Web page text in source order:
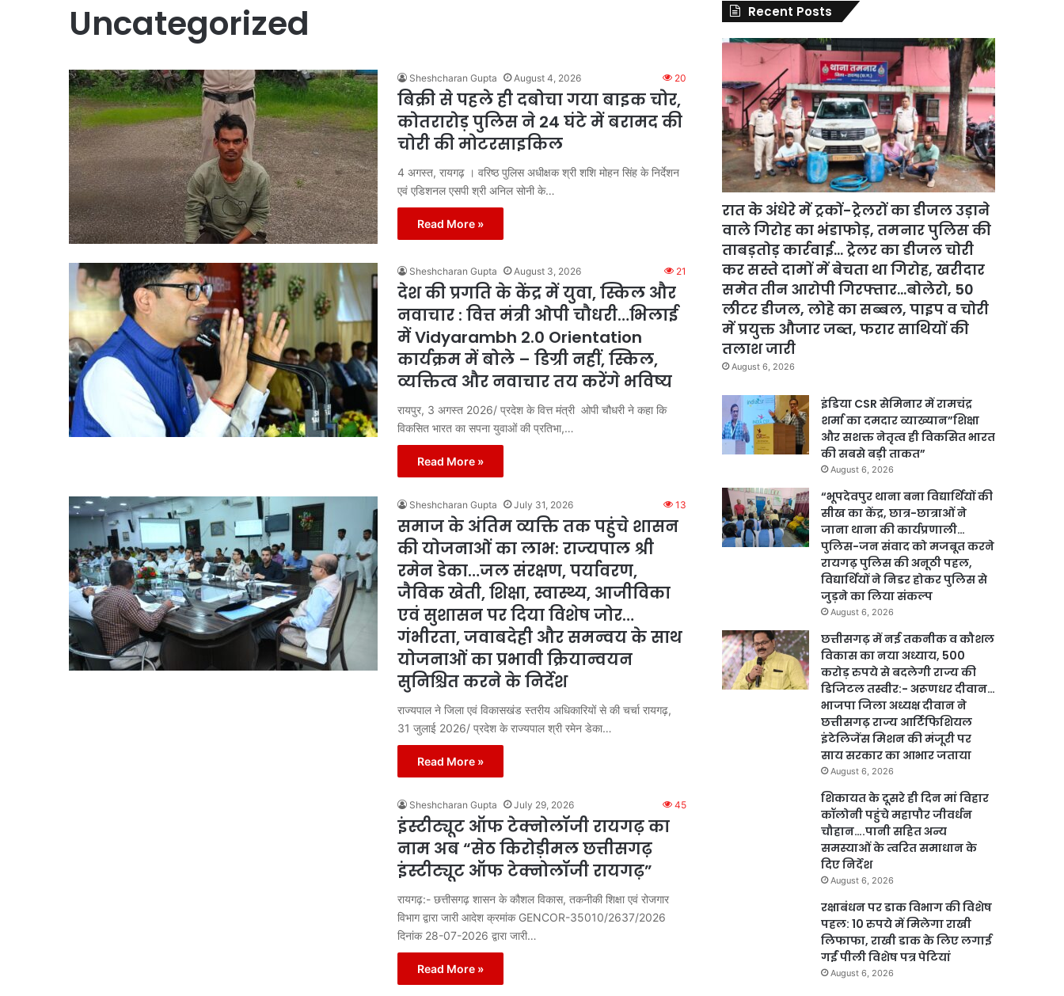
Uncategorized
Sheshcharan Gupta August 4, 2026 20
बिक्री से पहले ही दबोचा गया बाइक चोर,
कोतरारोड़ पुलिस ने 24 घंटे में बरामद की
चोरी की मोटरसाइकिल
4 अगस्त, रायगढ़ । वरिष्ठ पुलिस अधीक्षक श्री शशि मोहन सिंह के निर्देशन
एवं एडिशनल एसपी श्री अनिल सोनी के…
Read More »
Sheshcharan Gupta August 3, 2026 21
देश की प्रगति के केंद्र में युवा, स्किल और
नवाचार : वित्त मंत्री ओपी चौधरी…भिलाई
में Vidyarambh 2.0 Orientation
कार्यक्रम में बोले – डिग्री नहीं, स्किल,
व्यक्तित्व और नवाचार तय करेंगे भविष्य
रायपुर, 3 अगस्त 2026/ प्रदेश के वित्त मंत्री ओपी चौधरी ने कहा कि
विकसित भारत का सपना युवाओं की प्रतिभा,…
Read More »
Sheshcharan Gupta July 31, 2026 13
समाज के अंतिम व्यक्ति तक पहुंचे शासन
की योजनाओं का लाभ: राज्यपाल श्री
रमेन डेका…जल संरक्षण, पर्यावरण,
जैविक खेती, शिक्षा, स्वास्थ्य, आजीविका
एवं सुशासन पर दिया विशेष जोर…
गंभीरता, जवाबदेही और समन्वय के साथ
योजनाओं का प्रभावी क्रियान्वयन
सुनिश्चित करने के निर्देश
राज्यपाल ने जिला एवं विकासखंड स्तरीय अधिकारियों से की चर्चा रायगढ़,
31 जुलाई 2026/ प्रदेश के राज्यपाल श्री रमेन डेका…
Read More »
Sheshcharan Gupta July 29, 2026 45
इंस्टीट्यूट ऑफ टेक्नोलॉजी रायगढ़ का
नाम अब “सेठ किरोड़ीमल छत्तीसगढ़
इंस्टीट्यूट ऑफ टेक्नोलॉजी रायगढ़”
रायगढ़:- छत्तीसगढ़ शासन के कौशल विकास, तकनीकी शिक्षा एवं रोजगार
विभाग द्वारा जारी आदेश क्रमांक GENCOR-35010/2637/2026
दिनांक 28-07-2026 द्वारा जारी…
Read More »
Recent Posts
रात के अंधेरे में ट्रकों-ट्रेलरों का डीजल उड़ाने
वाले गिरोह का भंडाफोड़, तमनार पुलिस की
ताबड़तोड़ कार्रवाई… ट्रेलर का डीजल चोरी
कर सस्ते दामों में बेचता था गिरोह, खरीदार
समेत तीन आरोपी गिरफ्तार…बोलेरो, 50
लीटर डीजल, लोहे का सब्बल, पाइप व चोरी
में प्रयुक्त औजार जब्त, फरार साथियों की
तलाश जारी
August 6, 2026
इंडिया CSR सेमिनार में रामचंद्र
शर्मा का दमदार व्याख्यान”शिक्षा
और सशक्त नेतृत्व ही विकसित भारत
की सबसे बड़ी ताकत”
August 6, 2026
“भूपदेवपुर थाना बना विद्यार्थियों की
सीख का केंद्र, छात्र-छात्राओं ने
जाना थाना की कार्यप्रणाली…
पुलिस-जन संवाद को मजबूत करने
रायगढ़ पुलिस की अनूठी पहल,
विद्यार्थियों ने निडर होकर पुलिस से
जुड़ने का लिया संकल्प
August 6, 2026
छत्तीसगढ़ में नई तकनीक व कौशल
विकास का नया अध्याय, 500
करोड़ रुपये से बदलेगी राज्य की
डिजिटल तस्वीर:- अरूणधर दीवान…
भाजपा जिला अध्यक्ष दीवान ने
छत्तीसगढ़ राज्य आर्टिफिशियल
इंटेलिजेंस मिशन की मंजूरी पर
साय सरकार का आभार जताया
August 6, 2026
शिकायत के दूसरे ही दिन मां विहार
कॉलोनी पहुंचे महापौर जीवर्धन
चौहान….पानी सहित अन्य
समस्याओं के त्वरित समाधान के
दिए निर्देश
August 6, 2026
रक्षाबंधन पर डाक विभाग की विशेष
पहल: 10 रुपये में मिलेगा राखी
लिफाफा, राखी डाक के लिए लगाई
गईं पीली विशेष पत्र पेटियां
August 6, 2026